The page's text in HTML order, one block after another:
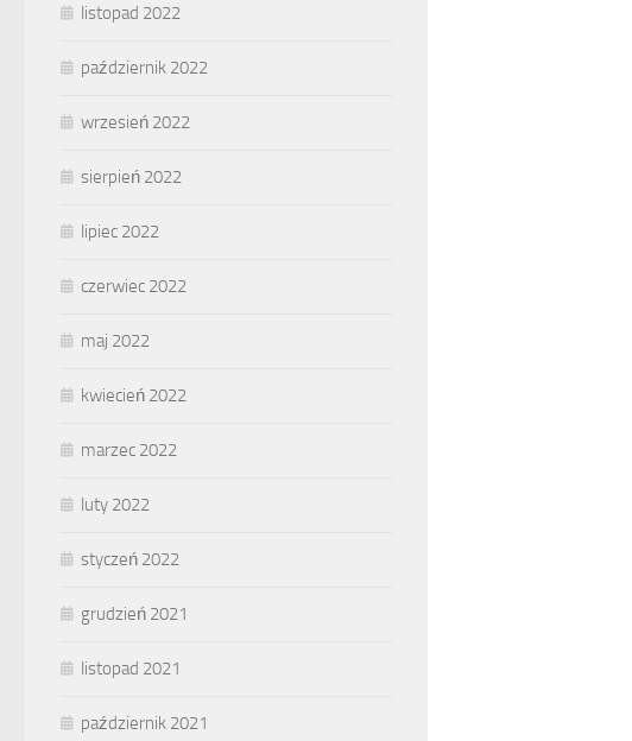
listopad 2022
październik 2022
wrzesień 2022
sierpień 2022
lipiec 2022
czerwiec 2022
maj 2022
kwiecień 2022
marzec 2022
luty 2022
styczeń 2022
grudzień 2021
listopad 2021
październik 2021